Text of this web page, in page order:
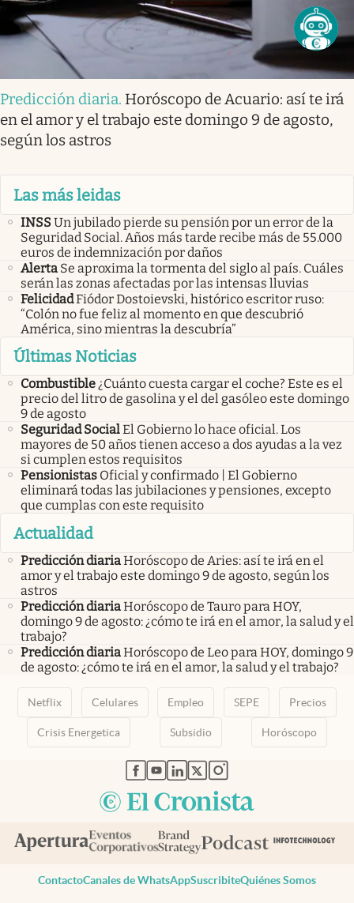
Predicción diaria. Horóscopo de Acuario: así te irá
en el amor y el trabajo este domingo 9 de agosto,
según los astros
Las más leidas
INSSUn jubilado pierde su pensión por un error de la
Seguridad Social. Años más tarde recibe más de 55.000
euros de indemnización por daños
Alerta Se aproxima la tormenta del siglo al país. Cuáles
serán las zonas afectadas por las intensas lluvias
FelicidadFiódor Dostoievski, histórico escritor ruso:
“Colón no fue feliz al momento en que descubrió
América, sino mientras la descubría”
Últimas Noticias
Combustible¿Cuánto cuesta cargar el coche? Este es el
precio del litro de gasolina y el del gasóleo este domingo
9 de agosto
Seguridad SocialEl Gobierno lo hace oficial. Los
mayores de 50 años tienen acceso a dos ayudas a la vez
si cumplen estos requisitos
Pensionistas Oficial y confirmado | El Gobierno
eliminará todas las jubilaciones y pensiones, excepto
que cumplas con este requisito
Actualidad
Predicción diariaHoróscopo de Aries: así te irá en el
amor y el trabajo este domingo 9 de agosto, según los
astros
Predicción diariaHoróscopo de Tauro para HOY,
domingo 9 de agosto: ¿cómo te irá en el amor, la salud y el
trabajo?
Predicción diariaHoróscopo de Leo para HOY, domingo 9
de agosto: ¿cómo te irá en el amor, la salud y el trabajo?
Netflix Celulares Empleo SEPE Precios
Crisis Energetica Subsidio Horóscopo
abre en nueva pestaña
abre en nueva pestaña
abre en nueva pestaña
abre en nueva pestaña
abre en nueva pestaña
ContactoCanales de WhatsAppSuscribiteQuiénes Somos